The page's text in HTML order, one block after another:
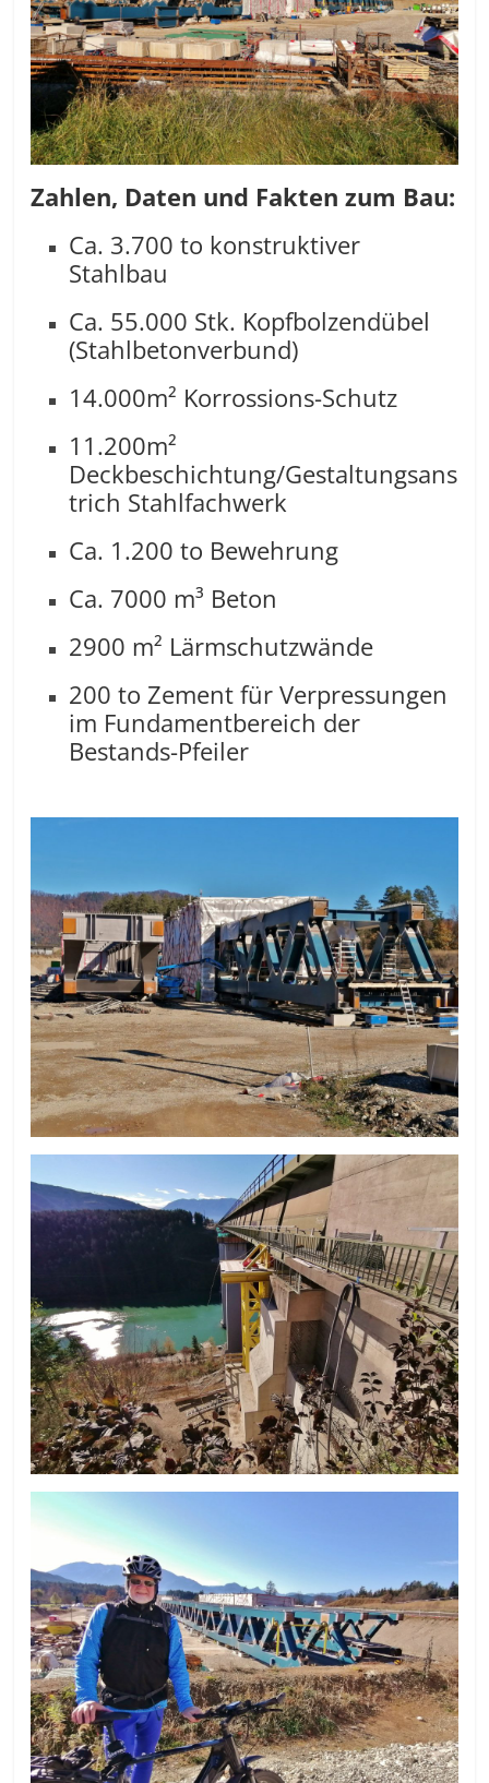
Zahlen, Daten und Fakten zum Bau:
Ca. 3.700 to konstruktiver
Stahlbau
Ca. 55.000 Stk. Kopfbolzendübel
(Stahlbetonverbund)
14.000m² Korrossions-Schutz
11.200m²
Deckbeschichtung/Gestaltungsans
trich Stahlfachwerk
Ca. 1.200 to Bewehrung
Ca. 7000 m³ Beton
2900 m² Lärmschutzwände
200 to Zement für Verpressungen
im Fundamentbereich der
Bestands-Pfeiler